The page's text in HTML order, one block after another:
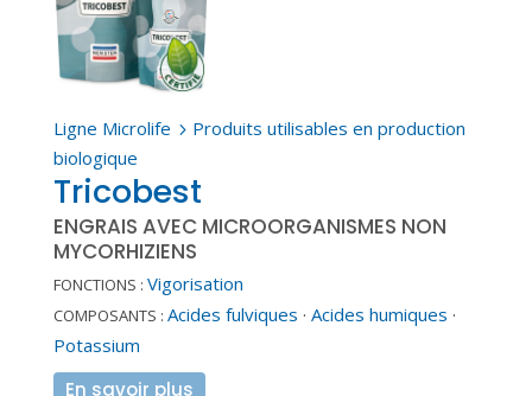
Ligne Microlife 5 Produits utilisables en production
biologique
Tricobest
ENGRAIS AVEC MICROORGANISMES NON
MYCORHIZIENS
FONCTIONS : Vigorisation
COMPOSANTS : Acides fulviques · Acides humiques ·
Potassium
En savoir plus